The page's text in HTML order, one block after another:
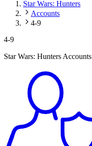
Star Wars: Hunters
Accounts
4-9
4-9
Star Wars: Hunters Accounts